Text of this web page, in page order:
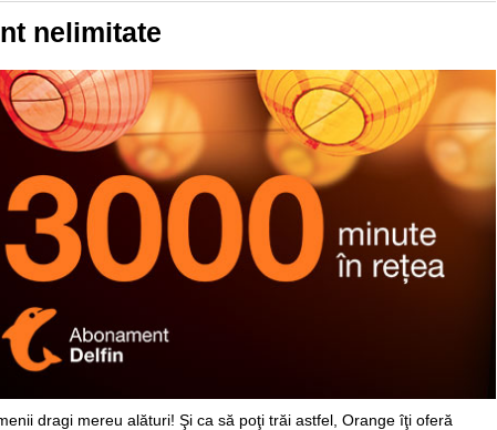
nelimitate
dragi mereu alături! Şi ca să poţi trăi astfel, Orange îţi oferă